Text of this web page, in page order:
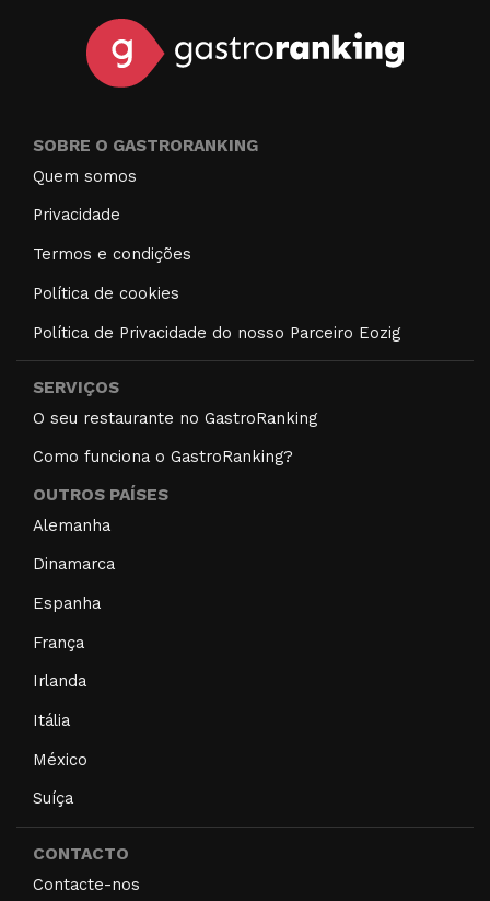
SOBRE O GASTRORANKING
Quem somos
Privacidade
Termos e condições
Política de cookies
Política de Privacidade do nosso Parceiro Eozig
SERVIÇOS
O seu restaurante no GastroRanking
Como funciona o GastroRanking?
OUTROS PAÍSES
Alemanha
Dinamarca
Espanha
França
Irlanda
Itália
México
Suíça
CONTACTO
Contacte-nos